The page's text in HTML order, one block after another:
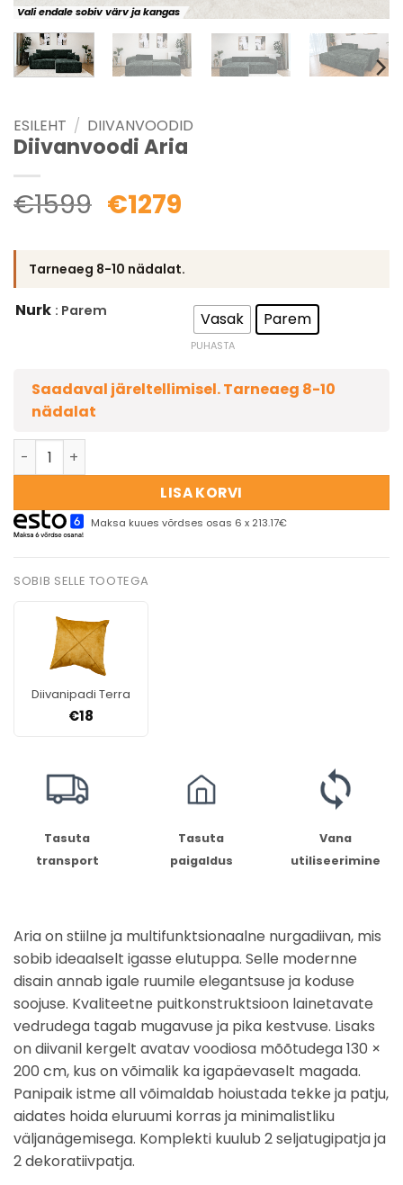
Vali endale sobiv värv ja kangas
ESILEHT / DIIVANVOODID
Diivanvoodi Aria
€1599 €1279
Tarneaeg 8-10 nädalat.
Nurk : Parem Vasak Parem
PUHASTA
Saadaval järeltellimisel. Tarneaeg 8-10
nädalat
LISA KORVI
Maksa kuues võrdses osas 6 x 213.17€
SOBIB SELLE TOOTEGA
Diivanipadi Terra
€18
Tasuta
transport
Tasuta
paigaldus
Vana
utiliseerimine
Aria on stiilne ja multifunktsionaalne nurgadiivan, mis
sobib ideaalselt igasse elutuppa. Selle modernne
disain annab igale ruumile elegantsuse ja koduse
soojuse. Kvaliteetne puitkonstruktsioon lainetavate
vedrudega tagab mugavuse ja pika kestvuse. Lisaks
on diivanil kergelt avatav voodiosa mõõtudega 130 ×
200 cm, kus on võimalik ka igapäevaselt magada.
Panipaik istme all võimaldab hoiustada tekke ja patju,
aidates hoida eluruumi korras ja minimalistliku
väljanägemisega. Komplekti kuulub 2 seljatugipatja ja
2 dekoratiivpatja.